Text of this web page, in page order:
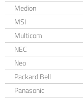
Medion
MSI
Multicom
NEC
Neo
Packard Bell
Panasonic